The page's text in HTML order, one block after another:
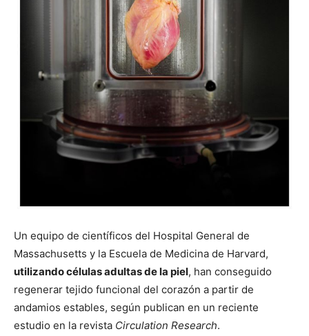
Un equipo de científicos del Hospital General de
Massachusetts y la Escuela de Medicina de Harvard,
utilizando células adultas de la piel, han conseguido
regenerar tejido funcional del corazón a partir de
andamios estables, según publican en un reciente
estudio en la revista Circulation Research.